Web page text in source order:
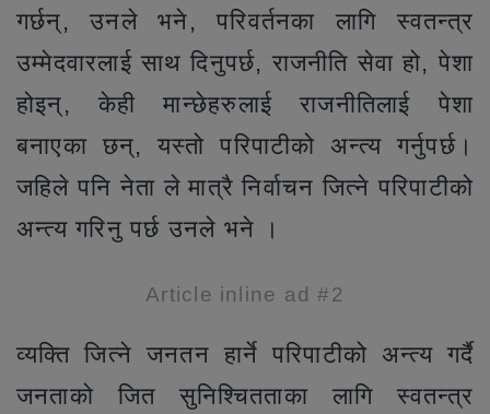
गर्छन्, उनले भने, परिवर्तनका लागि स्वतन्त्र
उम्मेदवारलाई साथ दिनुपर्छ, राजनीति सेवा हो, पेशा
होइन्, केही मान्छेहरुलाई राजनीतिलाई पेशा
बनाएका छन्, यस्तो परिपाटीको अन्त्य गर्नुपर्छ।
जहिले पनि नेता ले मात्रै निर्वाचन जित्ने परिपाटीको
अन्त्य गरिनु पर्छ उनले भने ।
Article inline ad #2
व्यक्ति जित्ने जनतन हार्ने परिपाटीको अन्त्य गर्दै
जनताको जित सुनिश्चितताका लागि स्वतन्त्र